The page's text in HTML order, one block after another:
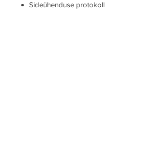
Sideühenduse protokoll